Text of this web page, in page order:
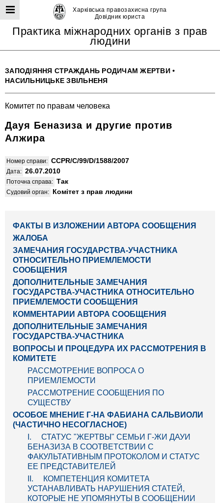
Харківська правозахисна група
Довідник юриста
Практика міжнародних органів з прав
людини
ЗАПОДІЯННЯ СТРАЖДАНЬ РОДИЧАМ ЖЕРТВИ •
НАСИЛЬНИЦЬКЕ ЗВІЛЬНЕНЯ
Комитет по правам человека
Дауя Беназиза и другие против
Алжира
Номер справи: CCPR/C/99/D/1588/2007
Дата: 26.07.2010
Поточна справа: Так
Судовий орган: Комітет з прав людини
ФАКТЫ В ИЗЛОЖЕНИИ АВТОРА СООБЩЕНИЯ
ЖАЛОБА
ЗАМЕЧАНИЯ ГОСУДАРСТВА-УЧАСТНИКА
ОТНОСИТЕЛЬНО ПРИЕМЛЕМОСТИ
СООБЩЕНИЯ
ДОПОЛНИТЕЛЬНЫЕ ЗАМЕЧАНИЯ
ГОСУДАРСТВА-УЧАСТНИКА ОТНОСИТЕЛЬНО
ПРИЕМЛЕМОСТИ СООБЩЕНИЯ
КОММЕНТАРИИ АВТОРА СООБЩЕНИЯ
ДОПОЛНИТЕЛЬНЫЕ ЗАМЕЧАНИЯ
ГОСУДАРСТВА-УЧАСТНИКА
ВОПРОСЫ И ПРОЦЕДУРА ИХ РАССМОТРЕНИЯ В
КОМИТЕТЕ
РАССМОТРЕНИЕ ВОПРОСА О
ПРИЕМЛЕМОСТИ
РАССМОТРЕНИЕ СООБЩЕНИЯ ПО
СУЩЕСТВУ
ОСОБОЕ МНЕНИЕ Г-НА ФАБИАНА САЛЬВИОЛИ
(ЧАСТИЧНО НЕСОГЛАСНОЕ)
I. СТАТУС "ЖЕРТВЫ" СЕМЬИ Г-ЖИ ДАУИ
БЕНАЗИЗА В СООТВЕТСТВИИ С
ФАКУЛЬТАТИВНЫМ ПРОТОКОЛОМ И СТАТУС
ЕЕ ПРЕДСТАВИТЕЛЕЙ
II. КОМПЕТЕНЦИЯ КОМИТЕТА
УСТАНАВЛИВАТЬ НАРУШЕНИЯ СТАТЕЙ,
КОТОРЫЕ НЕ УПОМЯНУТЫ В СООБЩЕНИИ